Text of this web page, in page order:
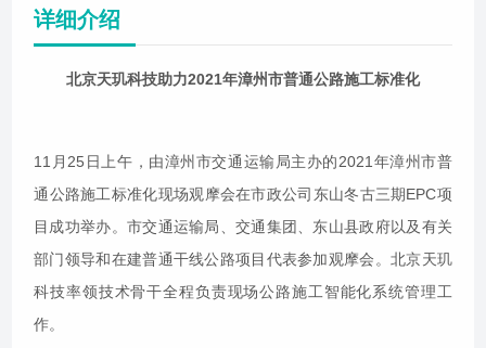
详细介绍
北京天玑科技助力2021年漳州市普通公路施工标准化
11月25日上午，由漳州市交通运输局主办的2021年漳州市普
通公路施工标准化现场观摩会在市政公司东山冬古三期EPC项
目成功举办。市交通运输局、交通集团、东山县政府以及有关
部门领导和在建普通干线公路项目代表参加观摩会。北京天玑
科技率领技术骨干全程负责现场公路施工智能化系统管理工
作。